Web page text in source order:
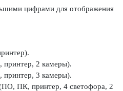
цифрами для отображения
2 камеры).
3 камеры).
ПК, принтер, 4 светофора, 2